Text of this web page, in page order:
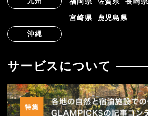
宮崎県
鹿児島県
沖縄
サービスについて